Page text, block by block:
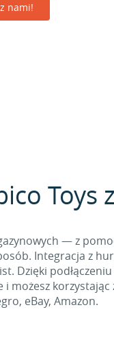
nami!
Toys
— z
Integracja z
Dzięki
możesz
eBay, Amazon.